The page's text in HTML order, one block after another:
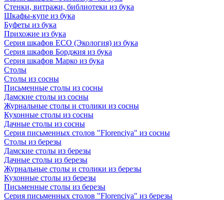
Стенки, витражи, библиотеки из бука
Шкафы-купе из бука
Буфеты из бука
Прихожие из бука
Серия шкафов ECO (Экология) из бука
Серия шкафов Борджия из бука
Серия шкафов Марко из бука
Столы
Столы из сосны
Письменные столы из сосны
Дамские столы из сосны
Журнальные столы и столики из сосны
Кухонные столы из сосны
Дачные столы из сосны
Серия письменных столов "Florenciya" из сосны
Столы из березы
Дамские столы из березы
Дачные столы из березы
Журнальные столы и столики из березы
Кухонные столы из березы
Письменные столы из березы
Серия письменных столов "Florenciya" из березы